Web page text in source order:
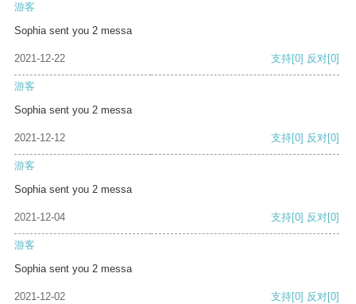
游客
Sophia sent you 2 messa
2021-12-22 支持[0] 反对[0]
游客
Sophia sent you 2 messa
2021-12-12 支持[0] 反对[0]
游客
Sophia sent you 2 messa
2021-12-04 支持[0] 反对[0]
游客
Sophia sent you 2 messa
2021-12-02 支持[0] 反对[0]